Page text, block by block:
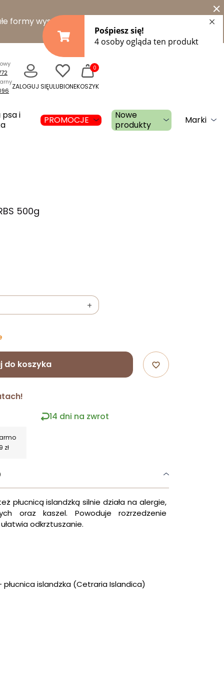
formy wysyłki
×
ZALOGUJ SIĘULUBIONE
0
KOSZYK
psa i
PROMOCJE
Nowe
produkty
Marki
500g
+
do koszyka favorite_border
zł
14 dni na zwrot
płucnicą islandzką silnie działa na alergie,
oraz kaszel. Powoduje rozrzedzenie
odkrztuszanie.
płucnica islandzka (Cetraria Islandica)